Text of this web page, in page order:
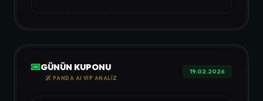
GÜNÜN KUPONU
PANDA AI VIP ANALİZ
19.02.2026